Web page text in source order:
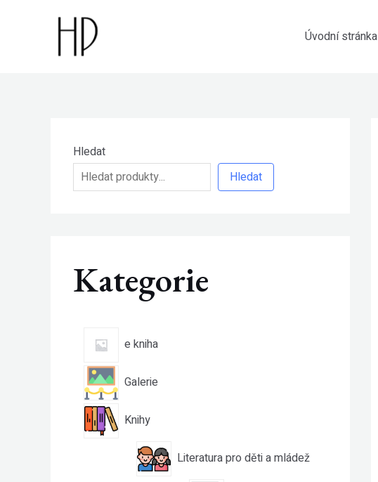
Úvodní stránka
Hledat
Hledat
Kategorie
e kniha
Galerie
Knihy
Literatura pro děti a mládež